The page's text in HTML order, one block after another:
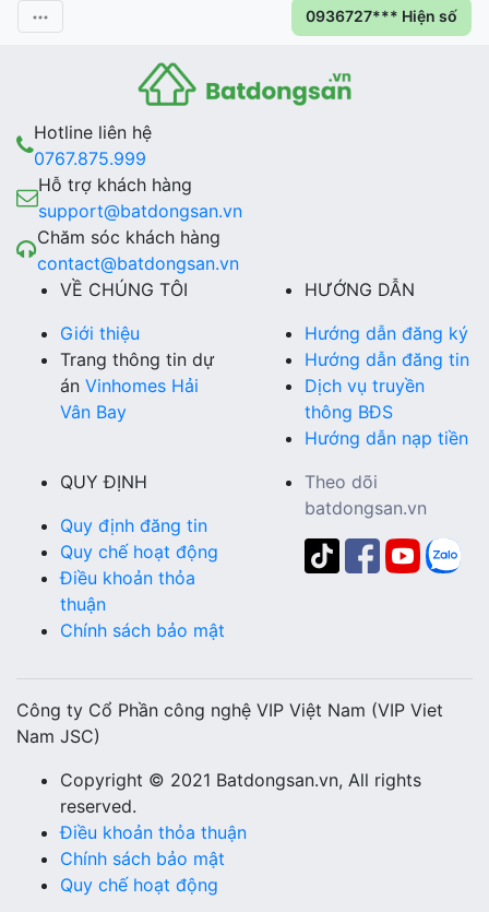
0936727*** Hiện số
Hotline liên hệ
0767.875.999
Hỗ trợ khách hàng
support@batdongsan.vn
Chăm sóc khách hàng
contact@batdongsan.vn
VỀ CHÚNG TÔI
Giới thiệu
Trang thông tin dự
án Vinhomes Hải
Vân Bay
HƯỚNG DẪN
Hướng dẫn đăng ký
Hướng dẫn đăng tin
Dịch vụ truyền
thông BĐS
Hướng dẫn nạp tiền
QUY ĐỊNH
Quy định đăng tin
Quy chế hoạt động
Điều khoản thỏa
thuận
Chính sách bảo mật
Theo dõi
batdongsan.vn
Công ty Cổ Phần công nghệ VIP Việt Nam (VIP Viet
Nam JSC)
Copyright © 2021 Batdongsan.vn, All rights
reserved.
Điều khoản thỏa thuận
Chính sách bảo mật
Quy chế hoạt động